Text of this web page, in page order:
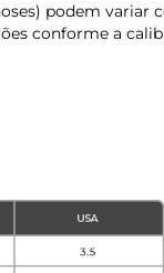
podem
conforme a